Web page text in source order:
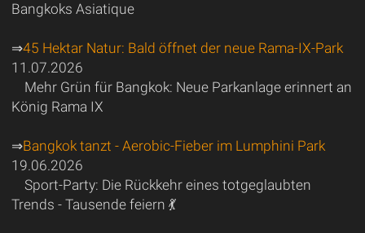
Bangkoks Asiatique
⇒45 Hektar Natur: Bald öffnet der neue Rama-IX-Park
11.07.2026
Mehr Grün für Bangkok: Neue Parkanlage erinnert an
König Rama IX
⇒Bangkok tanzt - Aerobic-Fieber im Lumphini Park
19.06.2026
Sport-Party: Die Rückkehr eines totgeglaubten
Trends - Tausende feiern 💃